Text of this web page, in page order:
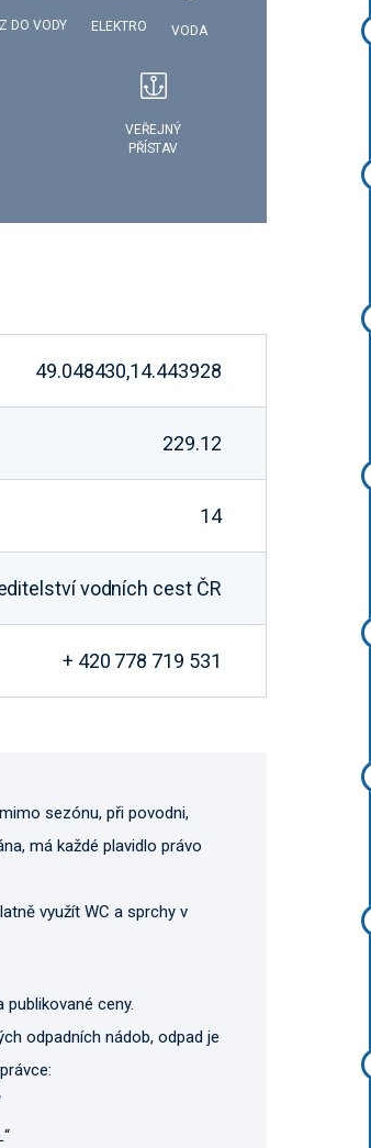
DO VODY ELEKTRO VODA
VEŘEJNÝ
PŘÍSTAV
49.048430,14.443928
229.12
14
vodních cest ČR
+ 420 778 719 531
sezónu, při povodni,
má každé plavidlo právo
využít WC a sprchy v
ceny.
odpadních nádob, odpad je